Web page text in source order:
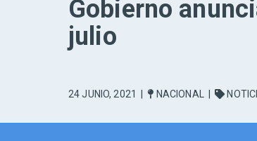
Gobierno
julio
24 JUNIO, 2021 NACIONAL